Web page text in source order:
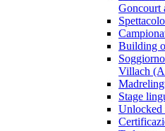
Goncourt
Building
Villach
Stage
Unlocked